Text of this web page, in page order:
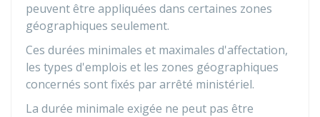
peuvent être appliquées dans certaines zones
géographiques seulement.
Ces durées minimales et maximales d'affectation,
les types d'emplois et les zones géographiques
concernés sont fixés par arrêté ministériel.
La durée minimale exigée ne peut pas être